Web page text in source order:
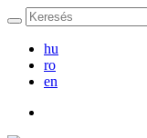
hu
ro
en